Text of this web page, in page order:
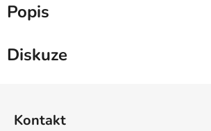
Popis
Diskuze
Kontakt